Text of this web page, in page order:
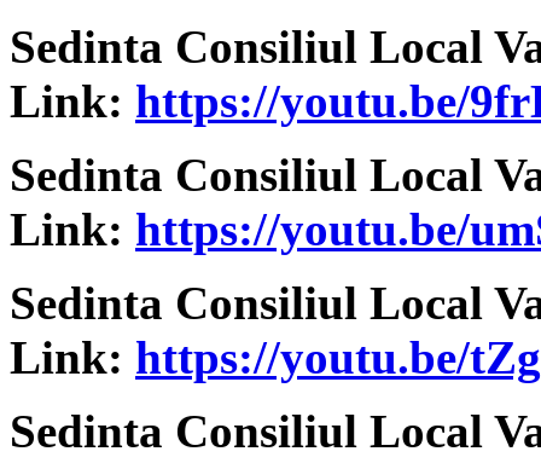
Sedinta Consiliul Local
Link: https://youtu.be/
Sedinta Consiliul Local
Link: https://youtu.be/
Sedinta Consiliul Local
Link: https://youtu.be/
Sedinta Consiliul Local